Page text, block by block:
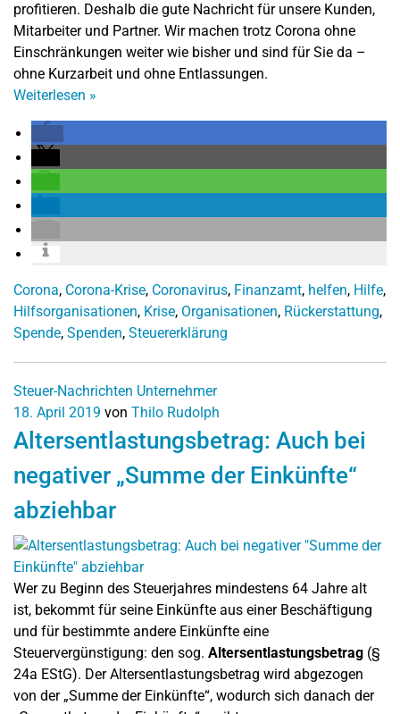
profitieren. Deshalb die gute Nachricht für unsere Kunden,
Mitarbeiter und Partner. Wir machen trotz Corona ohne
Einschränkungen weiter wie bisher und sind für Sie da –
ohne Kurzarbeit und ohne Entlassungen.
Weiterlesen »
Corona, Corona-Krise, Coronavirus, Finanzamt, helfen, Hilfe,
Hilfsorganisationen, Krise, Organisationen, Rückerstattung,
Spende, Spenden, Steuererklärung
Steuer-Nachrichten Unternehmer
18. April 2019 von Thilo Rudolph
Altersentlastungsbetrag: Auch bei
negativer „Summe der Einkünfte“
abziehbar
Wer zu Beginn des Steuerjahres mindestens 64 Jahre alt
ist, bekommt für seine Einkünfte aus einer Beschäftigung
und für bestimmte andere Einkünfte eine
Steuervergünstigung: den sog. Altersentlastungsbetrag (§
24a EStG). Der Altersentlastungsbetrag wird abgezogen
von der „Summe der Einkünfte“, wodurch sich danach der